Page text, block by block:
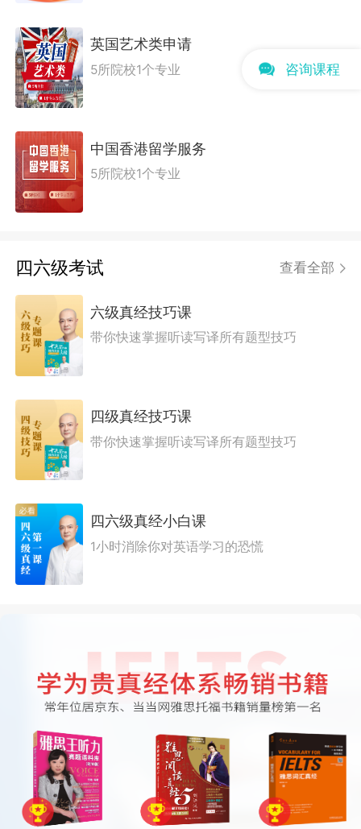
英国艺术类申请
5所院校1个专业
中国香港留学服务
5所院校1个专业
四六级考试 查看全部
六级真经技巧课
带你快速掌握听读写译所有题型技巧
四级真经技巧课
带你快速掌握听读写译所有题型技巧
四六级真经小白课
1小时消除你对英语学习的恐慌
咨询课程